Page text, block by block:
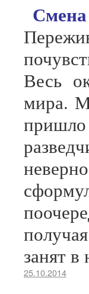
Весь
мира.
занят в
25.10.2014